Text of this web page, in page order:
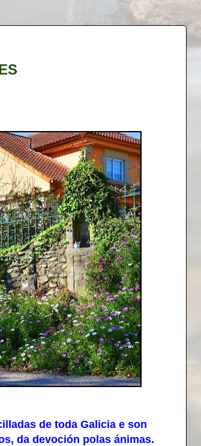
de toda Galicia e son
da devoción polas ánimas.